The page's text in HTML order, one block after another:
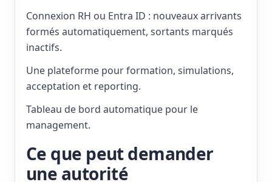
Connexion RH ou Entra ID : nouveaux arrivants
formés automatiquement, sortants marqués
inactifs.
Une plateforme pour formation, simulations,
acceptation et reporting.
Tableau de bord automatique pour le
management.
Ce que peut demander
une autorité